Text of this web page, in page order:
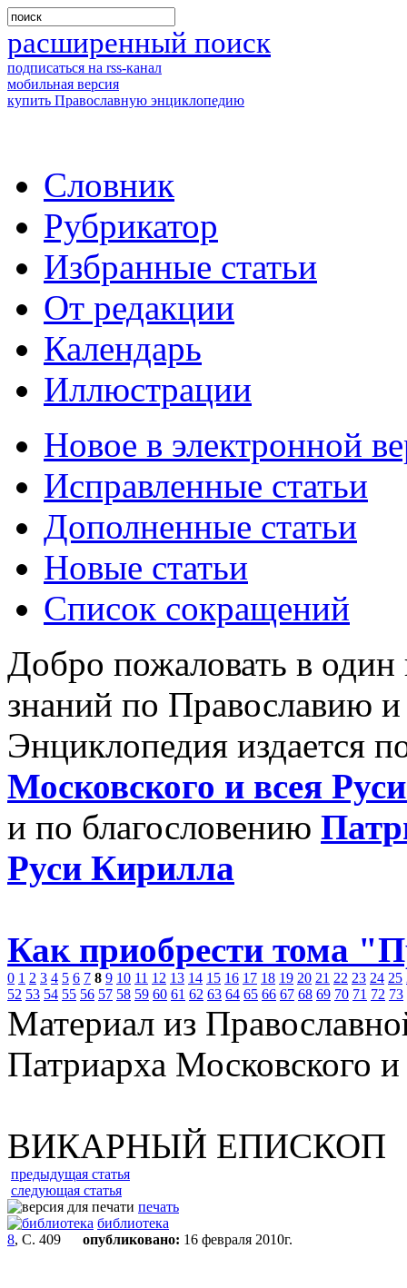
расширенный поиск
подписаться на rss-канал
мобильная версия
купить Православную энциклопедию
Словник
Рубрикатор
Избранные статьи
От редакции
Календарь
Иллюстрации
Новое в электронной
Исправленные статьи
Дополненные статьи
Новые статьи
Список сокращений
Добро пожаловать в
знаний по Православию
Энциклопедия издается
Московского и всея
и по благословению
Руси Кирилла
Как приобрести тома
0 1 2 3 4 5 6 7 8 9 10 11 12 13 14 15 16 17 18 19 20 21 22 23 24 25
52 53 54 55 56 57 58 59 60 61 62 63 64 65 66 67 68 69 70 71 72 73
Материал из
Патриарха Московского
ВИКАРНЫЙ ЕПИСКОП
предыдущая статья
следующая статья
печать
библиотека
8, С. 409 опубликовано: 16 февраля 2010г.